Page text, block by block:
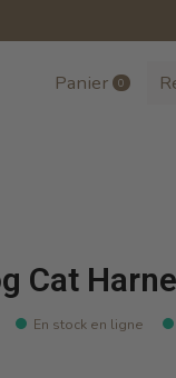
Panier 0items
Cat
En stock en ligne